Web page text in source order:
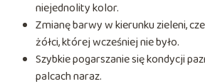
niejednolity kolor.
Zmianę barwy w kierunku zieleni,
żółci, której wcześniej nie było.
Szybkie pogarszanie się kondycji
palcach naraz.